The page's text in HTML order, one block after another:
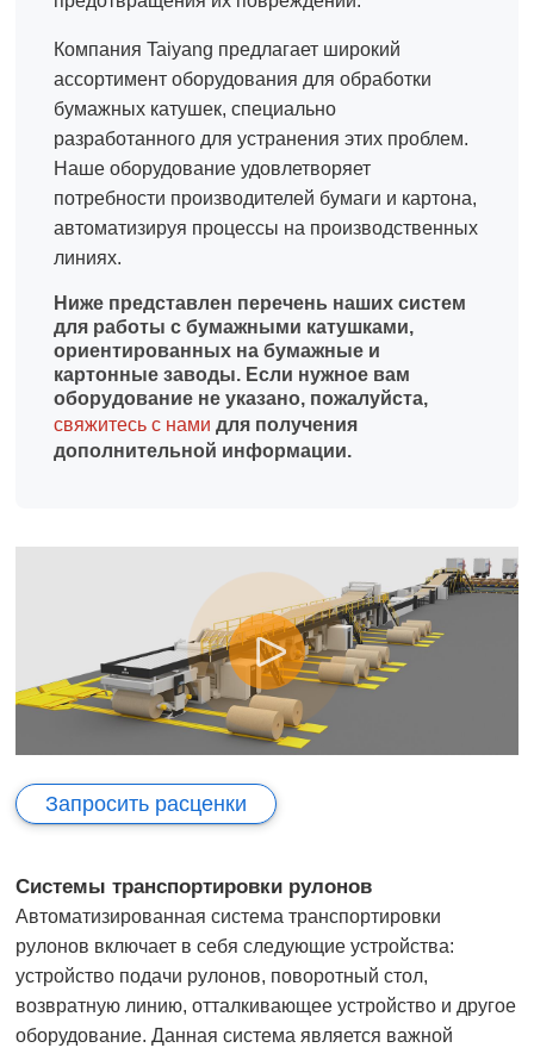
Компания Taiyang предлагает широкий
ассортимент оборудования для обработки
бумажных катушек, специально
разработанного для устранения этих проблем.
Наше оборудование удовлетворяет
потребности производителей бумаги и картона,
автоматизируя процессы на производственных
линиях.
Ниже представлен перечень наших систем
для работы с бумажными катушками,
ориентированных на бумажные и
картонные заводы. Если нужное вам
оборудование не указано, пожалуйста,
свяжитесь с нами для получения
дополнительной информации.
Запросить расценки
Системы транспортировки рулонов
Автоматизированная система транспортировки
рулонов включает в себя следующие устройства:
устройство подачи рулонов, поворотный стол,
возвратную линию, отталкивающее устройство и другое
оборудование. Данная система является важной